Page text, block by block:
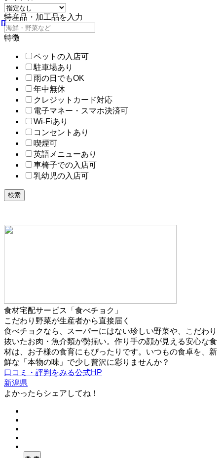
特産品・加工品を入力
特徴
ペットの入店可
駐車場あり
雨の日でもOK
年中無休
クレジットカード対応
電子マネー・スマホ決済可
Wi-Fiあり
コンセントあり
喫煙可
英語メニューあり
車椅子での入店可
乳幼児の入店可
検索
食材宅配サービス「食べチョク」
こだわり野菜が生産者から直接届く
食べチョクなら、スーパーにはない珍しい野菜や、こだわり
抜いたお肉・魚介類が勢揃い。作り手の顔が見える安心な食
材は、お子様の食育にもぴったりです。いつもの食卓を、新
鮮な「本物の味」で少し贅沢に彩りませんか？
口コミ・評判をみる公式HP
新潟県
よかったらシェアしてね！